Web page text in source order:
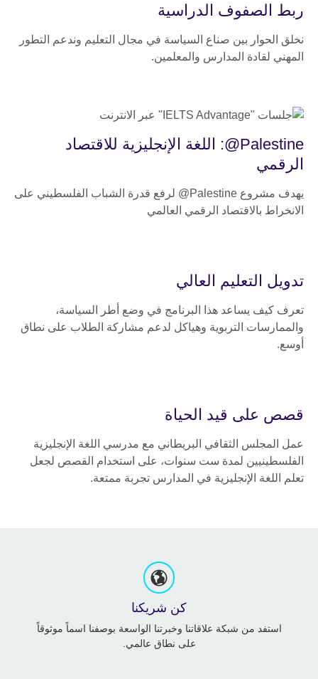
ربط الصفوف الدراسية
نخلق الحوار بين صناع السياسة في مجال التعليم وندعم التطور
المهني لقادة المدارس والمعلمين.
Palestine@: اللغة الإنجليزية للاقتصاد
الرقمي
يهدف مشروع Palestine@ لرفع قدرة الشباب الفلسطيني على
الانخراط بالاقتصاد الرقمي العالمي
تدويل التعليم العالي
تعرف كيف يساعد هذا البرنامج في وضع أطر السياسة،
والممارسات التربوية وهياكل لدعم مشاركة الطلاب على نطاق
أوسع.
قصص على قيد الحياة
عمل المجلس الثقافي البريطاني مع مدرسي اللغة الإنجليزية
الفلسطينيين لمدة ست سنوات، على استخدام القصص لجعل
تعلم اللغة الإنجليزية في المدارس تجربة ممتعة.
كن شريكنا
استفد من شبكة علاقاتنا وخبرتنا الواسعة بوصفنا اسماً موثوقاً
على نطاق عالمي.